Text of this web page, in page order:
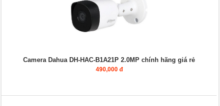
Camera Dahua DH-HAC-B1A21P 2.0MP chính hãng giá rẻ
490,000 đ